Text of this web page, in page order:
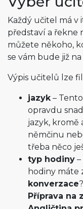
Každý učitel má v
představí a řekne
můžete někoho,
se vám bude již
Výpis učitelů lze
jazyk–
opravdu
jazyk, kromě
němčinu
třeba něco
typ hodiny
hodiny máte
konverzace
Příprava na